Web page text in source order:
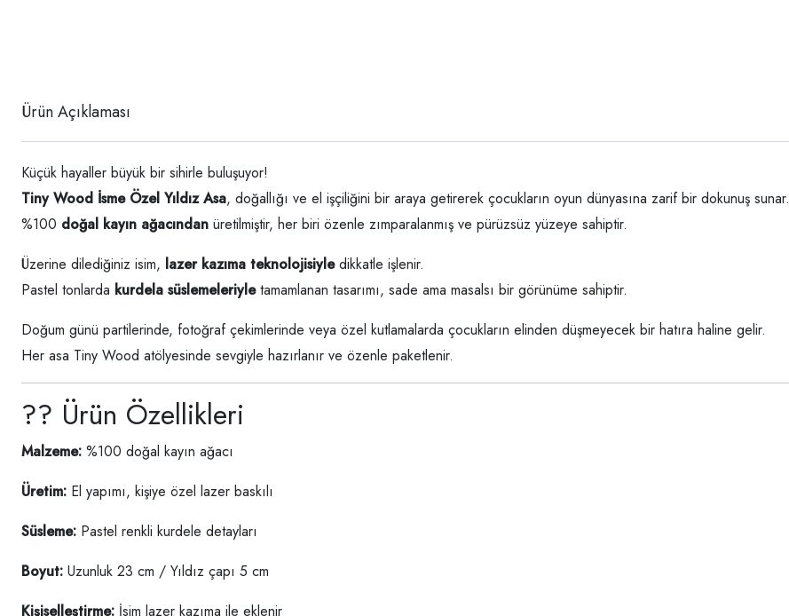
Ürün Açıklaması
Küçük hayaller büyük bir sihirle buluşuyor!
Tiny Wood İsme Özel Yıldız Asa, doğallığı ve el işçiliğini bir araya getirerek çocukların oyun dünyasına zarif bir dokunuş sunar.
%100 doğal kayın ağacından üretilmiştir, her biri özenle zımparalanmış ve pürüzsüz yüzeye sahiptir.
Üzerine dilediğiniz isim, lazer kazıma teknolojisiyledikkatle işlenir.
Pastel tonlarda kurdela süslemeleriyletamamlanan tasarımı, sade ama masalsı bir görünüme sahiptir.
Doğum günü partilerinde, fotoğraf çekimlerinde veya özel kutlamalarda çocukların elinden düşmeyecek bir hatıra haline gelir.
Her asa Tiny Wood atölyesinde sevgiyle hazırlanır ve özenle paketlenir.
?? Ürün Özellikleri
Malzeme: %100 doğal kayın ağacı
Üretim: El yapımı, kişiye özel lazer baskılı
Süsleme: Pastel renkli kurdele detayları
Boyut: Uzunluk 23 cm / Yıldız çapı 5 cm
Kişiselleştirme: İsim lazer kazıma ile eklenir